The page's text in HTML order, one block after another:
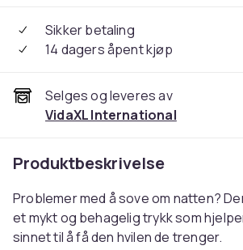
Sikker betaling
14 dagers åpent kjøp
Selges og leveres av
VidaXL International
Produktbeskrivelse
Problemer med å sove om natten?
et mykt og behagelig trykk som
sinnet til å få den hvilen de trenger.